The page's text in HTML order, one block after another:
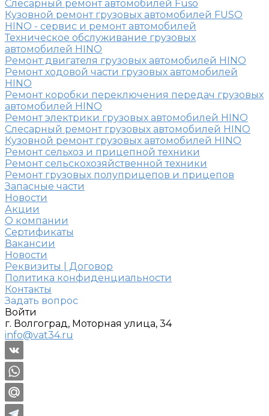
Слесарный ремонт автомобилей Fuso
Кузовной ремонт грузовых автомобилей FUSO
HINO - сервис и ремонт автомобилей
Техническое обслуживание грузовых
автомобилей HINO
Ремонт двигателя грузовых автомобилей HINO
Ремонт ходовой части грузовых автомобилей
HINO
Ремонт коробки переключения передач грузовых
автомобилей HINO
Ремонт электрики грузовых автомобилей HINO
Слесарный ремонт грузовых автомобилей HINO
Кузовной ремонт грузовых автомобилей HINO
Ремонт сельхоз и прицепной техники
Ремонт сельскохозяйственной техники
Ремонт грузовых полуприцепов и прицепов
Запасные части
Новости
Акции
О компании
Сертификаты
Вакансии
Новости
Реквизиты | Договор
Политика конфиденциальности
Контакты
Задать вопрос
Войти
г. Волгоград, Моторная улица, 34
info@vat34.ru